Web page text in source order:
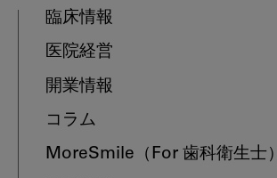
臨床情報
医院経営
開業情報
コラム
MoreSmile （For 歯科衛生士）